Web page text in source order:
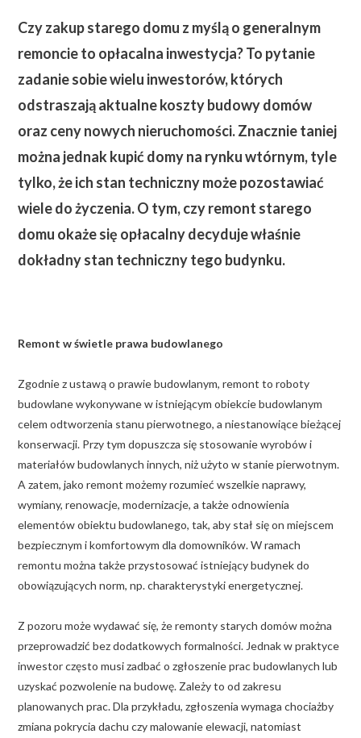
Czy zakup starego domu z myślą o generalnym
remoncie to opłacalna inwestycja? To pytanie
zadanie sobie wielu inwestorów, których
odstraszają aktualne koszty budowy domów
oraz ceny nowych nieruchomości. Znacznie taniej
można jednak kupić domy na rynku wtórnym, tyle
tylko, że ich stan techniczny może pozostawiać
wiele do życzenia. O tym, czy remont starego
domu okaże się opłacalny decyduje właśnie
dokładny stan techniczny tego budynku.
Remont w świetle prawa budowlanego
Zgodnie z ustawą o prawie budowlanym, remont to roboty
budowlane wykonywane w istniejącym obiekcie budowlanym
celem odtworzenia stanu pierwotnego, a niestanowiące bieżącej
konserwacji. Przy tym dopuszcza się stosowanie wyrobów i
materiałów budowlanych innych, niż użyto w stanie pierwotnym.
A zatem, jako remont możemy rozumieć wszelkie naprawy,
wymiany, renowacje, modernizacje, a także odnowienia
elementów obiektu budowlanego, tak, aby stał się on miejscem
bezpiecznym i komfortowym dla domowników. W ramach
remontu można także przystosować istniejący budynek do
obowiązujących norm, np. charakterystyki energetycznej.
Z pozoru może wydawać się, że remonty starych domów można
przeprowadzić bez dodatkowych formalności. Jednak w praktyce
inwestor często musi zadbać o zgłoszenie prac budowlanych lub
uzyskać pozwolenie na budowę. Zależy to od zakresu
planowanych prac. Dla przykładu, zgłoszenia wymaga chociażby
zmiana pokrycia dachu czy malowanie elewacji, natomiast